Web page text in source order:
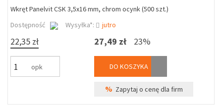
Wkręt Panelvit CSK 3,5x16 mm, chrom ocynk (500 szt.)
Dostępność
Wysyłka*: jutro
22,35 zł
opk
27,49 zł 23%
DO KOSZYKA
% Zapytaj o cenę dla firm